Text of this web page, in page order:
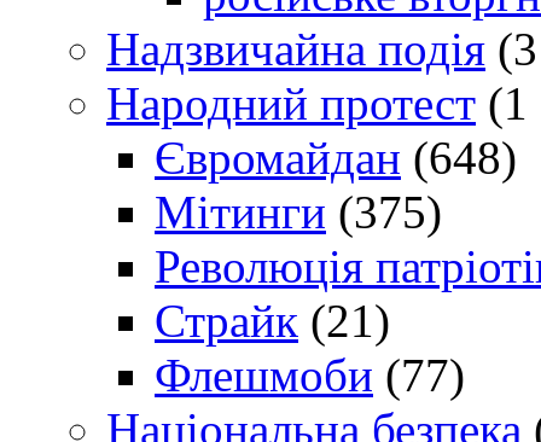
Надзвичайна подія
Народний протест (1
Євромайдан (648)
Мітинги (375)
Революція
Страйк (21)
Флешмоби (77)
Національна безпека